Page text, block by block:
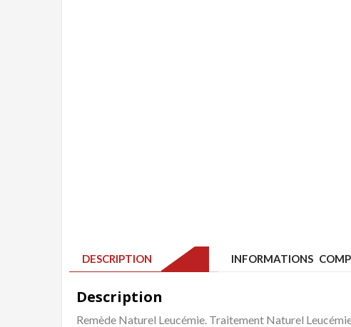
DESCRIPTION INFORMATIONS
Description
Remède Naturel Leucémie. Traitement Naturel